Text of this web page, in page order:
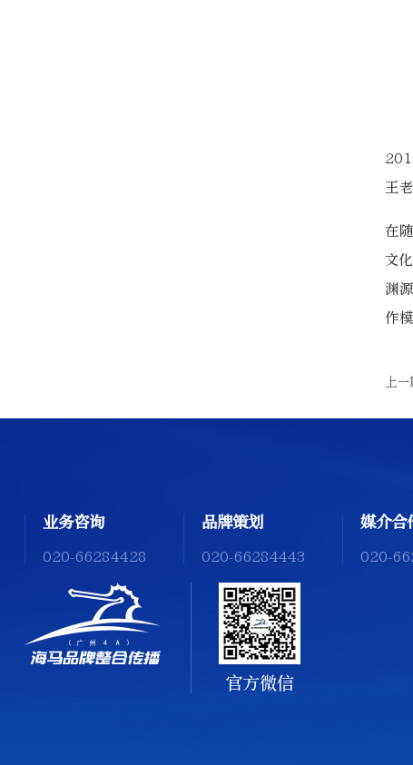
王
在
文
渊
作
上
业务咨询
020-66284428
品牌策划
020-66284443
媒介合
020-
官方微信